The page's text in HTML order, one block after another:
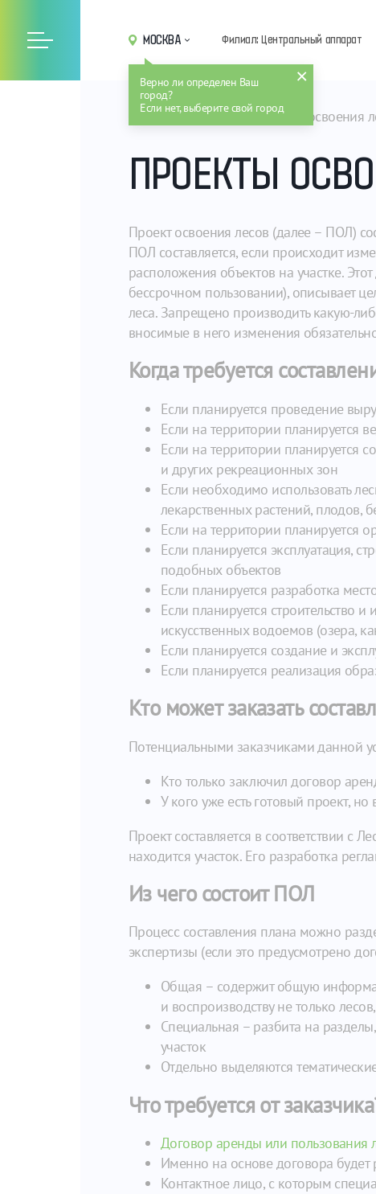
МОСКВА
Верно ли определен Ваш
город?
Если нет, выберите свой город
Филиал: Центральный аппарат
Главная Услуги Проекты освоения
ПРОЕКТЫ
Проект освоения лесов (далее – ПОЛ)
ПОЛ составляется, если происходит
расположения объектов на участке.
бессрочном пользовании), описывает
леса. Запрещено производить какую-
вносимые в него изменения
Когда требуется
Если планируется проведение
Если на территории планируется
Если на территории планируется
и других рекреационных зон
Если необходимо использовать
лекарственных растений, плодов,
Если на территории планируется
Если планируется эксплуатация,
подобных объектов
Если планируется разработка
Если планируется строительство
искусственных водоемов (озера,
Если планируется создание и
Если планируется реализация
Кто может заказать
Потенциальными заказчиками данной
Кто только заключил договор
У кого уже есть готовый проект,
Проект составляется в соответствии с
находится участок. Его разработка
Из чего состоит ПОЛ
Процесс составления плана можно
экспертизы (если это предусмотрено
Общая – содержит общую
и воспроизводству не только
Специальная – разбита на
участок
Отдельно выделяются
Что требуется от
Договор аренды или пользования
Именно на основе договора будет
Контактное лицо, с которым